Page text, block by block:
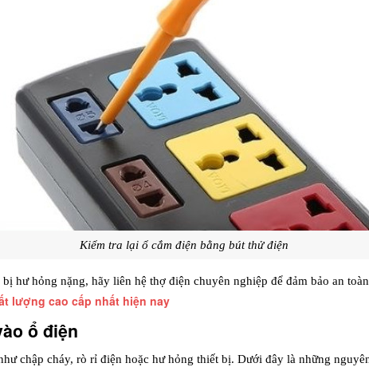
Kiểm tra lại ổ cắm điện bằng bút thử điện
hư hỏng nặng, hãy liên hệ thợ điện chuyên nghiệp để đảm bảo an
lượng cao cấp nhất hiện nay
ổ điện
chập cháy, rò rỉ điện hoặc hư hỏng thiết bị. Dưới đây là những